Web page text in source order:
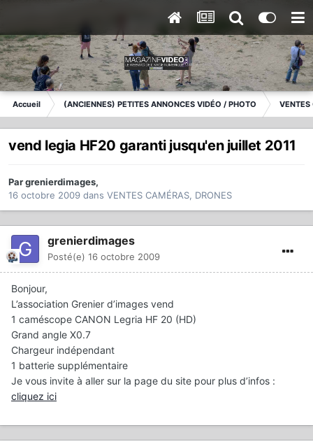
Accueil (ANCIENNES) PETITES ANNONCES VIDÉO / PHOTO VENTES
vend legia HF20 garanti jusqu'en juillet 2011
Pargrenierdimages,
16 octobre 2009 dans VENTES CAMÉRAS, DRONES
grenierdimages
Posté(e) 16 octobre 2009
Bonjour,
L’association Grenier d’images vend
1 caméscope CANON Legria HF 20 (HD)
Grand angle X0.7
Chargeur indépendant
1 batterie supplémentaire
Je vous invite à aller sur la page du site pour plus d’infos :
cliquez ici